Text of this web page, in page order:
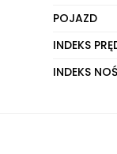
POJAZD
INDEKS
INDEKS